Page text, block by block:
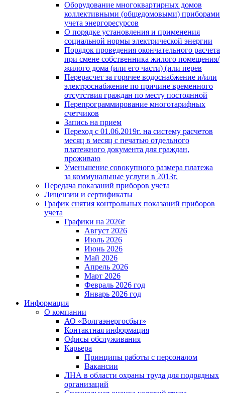
Оборудование многоквартирных домов
коллективными (общедомовыми) приборами
учета энергоресурсов
О порядке установления и применения
социальной нормы электрической энергии
Порядок проведения окончательного расчета
при смене собственника жилого помещения/
жилого дома (или его части) (или перев
Перерасчет за горячее водоснабжение и/или
электроснабжение по причине временного
отсутствия граждан по месту постоянной
Перепрограммирование многотарифных
счетчиков
Запись на прием
Переход с 01.06.2019г. на систему расчетов
месяц в месяц с печатью отдельного
платежного документа для граждан,
проживаю
Уменьшение совокупного размера платежа
за коммунальные услуги в 2013г.
Передача показаний приборов учета
Лицензии и сертификаты
График снятия контрольных показаний приборов
учета
Графики на 2026г
Август 2026
Июль 2026
Июнь 2026
Май 2026
Апрель 2026
Март 2026
Февраль 2026 год
Январь 2026 год
Информация
О компании
АО «Волгаэнергосбыт»
Контактная информация
Офисы обслуживания
Карьера
Принципы работы с персоналом
Вакансии
ЛНА в области охраны труда для подрядных
организаций